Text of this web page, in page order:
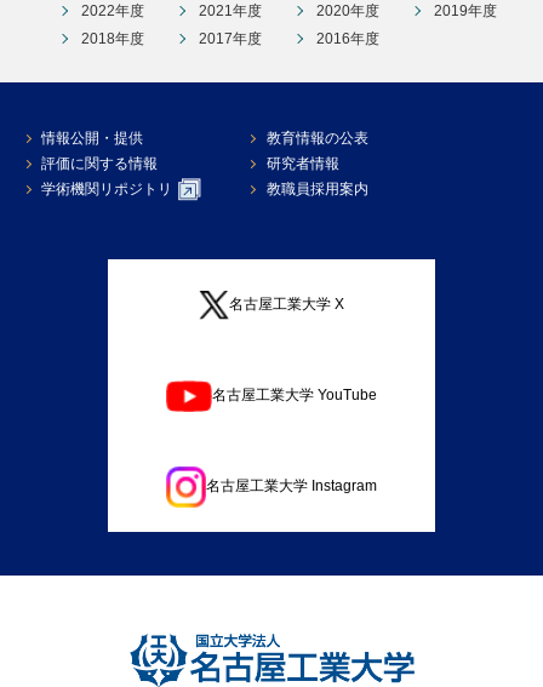
2022年度
2021年度 2020年度
2019年度
2018年度
2017年度 2016年度
情報公開・提供
教育情報の公表
評価に関する情報
研究者情報
学術機関リポジトリ
教職員採用案内
名古屋工業大学 X
名古屋工業大学 YouTube
名古屋工業大学 Instagram